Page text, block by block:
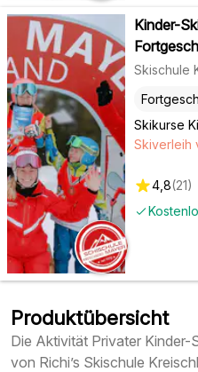
Kinder-
Skischule
Skikurse
Skiverleih
4,8(21)
Produktübersicht
Die Aktivität Privater Kinder-
von Richi’s Skischule